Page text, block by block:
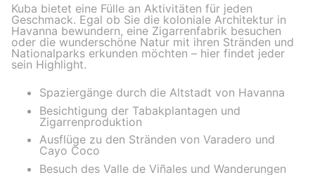
Kuba bietet eine Fülle an Aktivitäten für jeden
Geschmack. Egal ob Sie die koloniale Architektur in
Havanna bewundern, eine Zigarrenfabrik besuchen
oder die wunderschöne Natur mit ihren Stränden und
Nationalparks erkunden möchten – hier findet jeder
sein Highlight.
Spaziergänge durch die Altstadt von Havanna
Besichtigung der Tabakplantagen und
Zigarrenproduktion
Ausflüge zu den Stränden von Varadero und
Cayo Coco
Besuch des Valle de Viñales und Wanderungen